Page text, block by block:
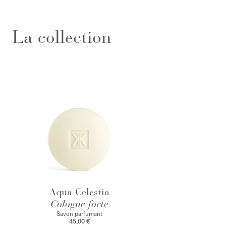
La collection
Aqua Celestia
Cologne forte
Savon parfumant
45,00 €